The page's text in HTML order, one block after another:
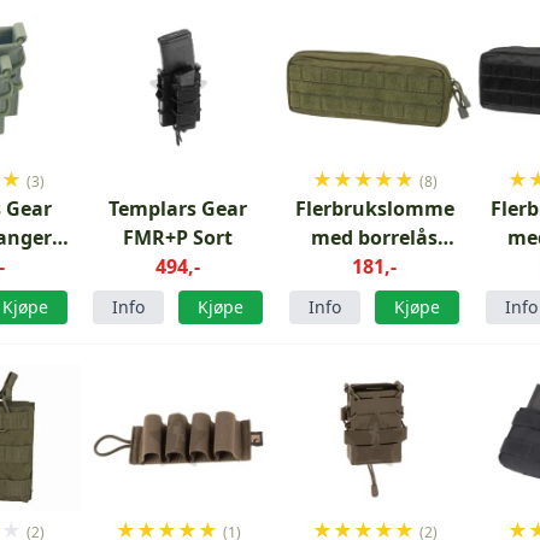
★ (3)
Gear
Kjøpe
Templars Gear
FMR+P Sort
494,-
Info Kjøpe
★★★★★ (8)
Flerbrukslomme
med borrelås
Grønn
181,-
Info Kjøpe
★
Info
★ (2) ★★★★★ (1) ★★★★★ (2) ★